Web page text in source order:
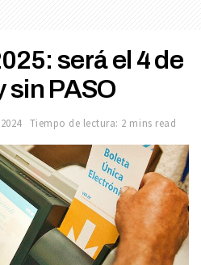
será el 4 de
sin PASO
Tiempo de lectura: 2 mins read